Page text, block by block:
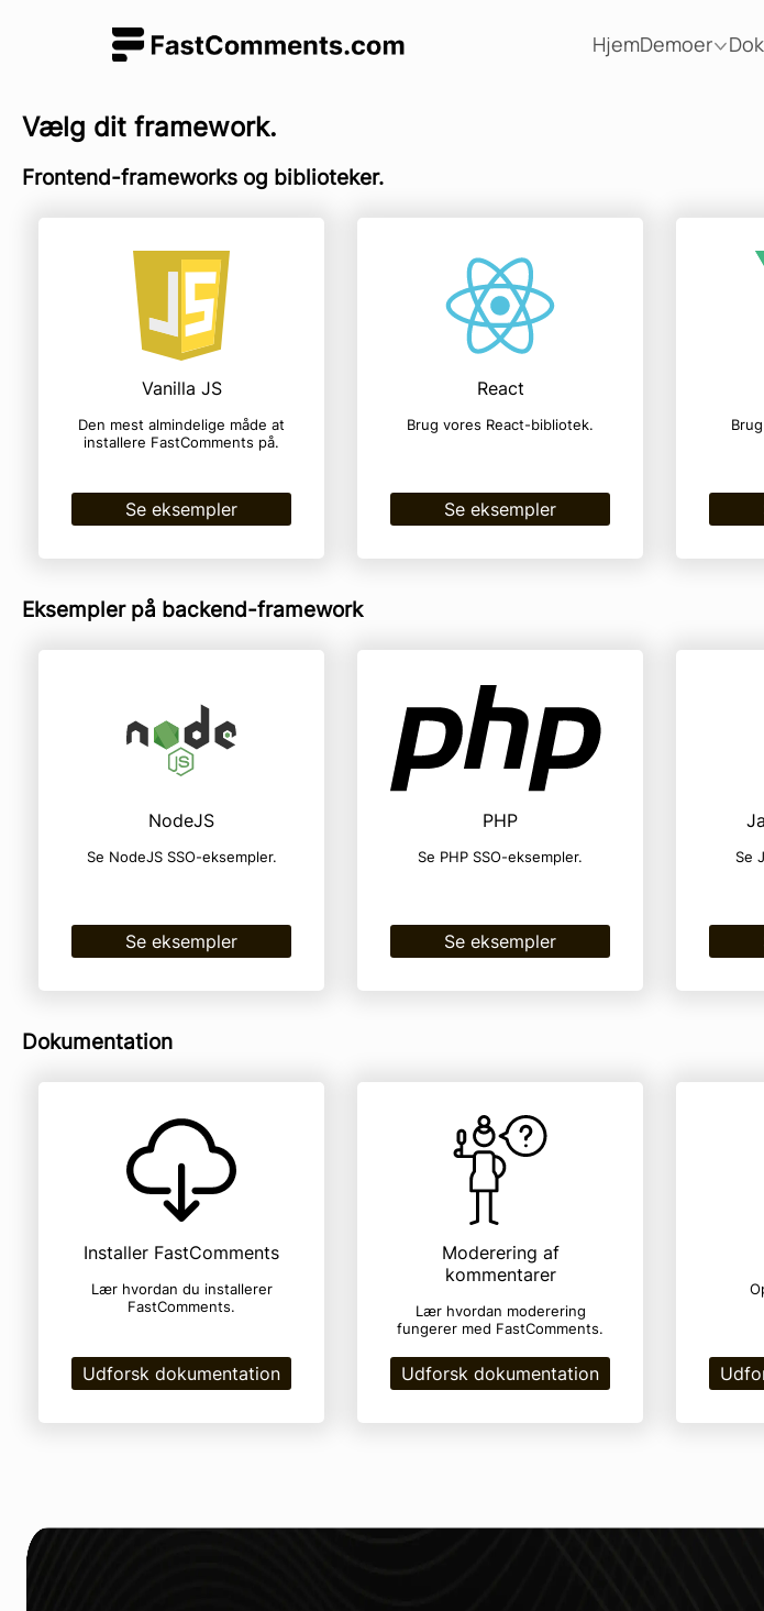
HjemDemoer
Vælg dit framework.
Frontend-frameworks og biblioteker.
Vanilla JS
Den mest almindelige måde at
installere FastComments på.
Se eksempler
React
Brug vores React-bibliotek.
Se eksempler
Eksempler på backend-framework
NodeJS
Se NodeJS SSO-eksempler.
Se eksempler
PHP
Se PHP SSO-eksempler.
Se eksempler
Se
Dokumentation
Installer FastComments
Lær hvordan du installerer
FastComments.
Udforsk dokumentation
Moderering af
kommentarer
Lær hvordan moderering
fungerer med FastComments.
Udforsk dokumentation